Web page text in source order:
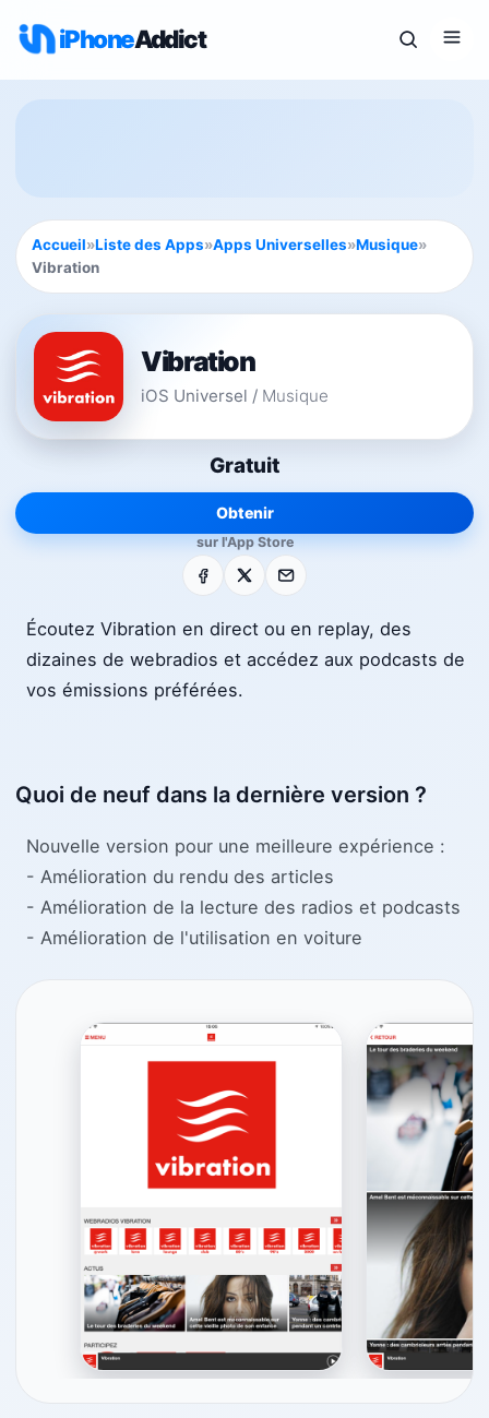
iPhoneAddict
Accueil»Liste des Apps»Apps Universelles»Musique»
Vibration
Vibration
iOS Universel / Musique
Gratuit
Obtenir
sur l'App Store
Facebook E-mail
Écoutez Vibration en direct ou en replay, des
dizaines de webradios et accédez aux podcasts de
vos émissions préférées.
Quoi de neuf dans la dernière version ?
Nouvelle version pour une meilleure expérience :
- Amélioration du rendu des articles
- Amélioration de la lecture des radios et podcasts
- Amélioration de l'utilisation en voiture